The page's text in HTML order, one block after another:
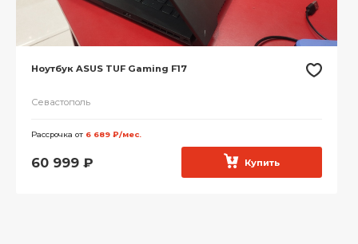
Ноутбук ASUS TUF Gaming F17
Севастополь
Рассрочка от 6 689 ₽/мес.
60 999 ₽ Купить